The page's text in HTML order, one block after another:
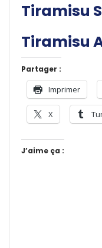
Tiramisu
Tiramisu
Partager :
Imprimer
X
J’aime ça :